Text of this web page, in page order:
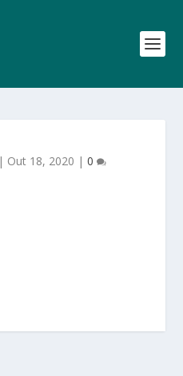
| Out 18, 2020 | 0